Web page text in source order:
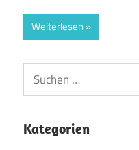
Weiterlesen
Suchen
nach:
Kategorien